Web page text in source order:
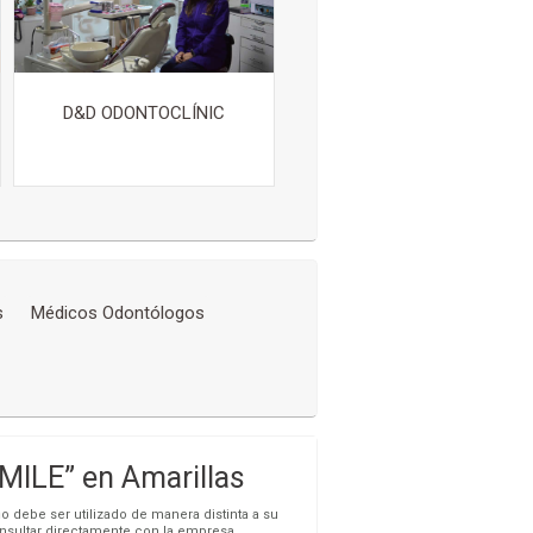
D&D ODONTOCLÍNIC
Médicos Odontólogos
en Amarillas
debe ser utilizado de manera distinta a su